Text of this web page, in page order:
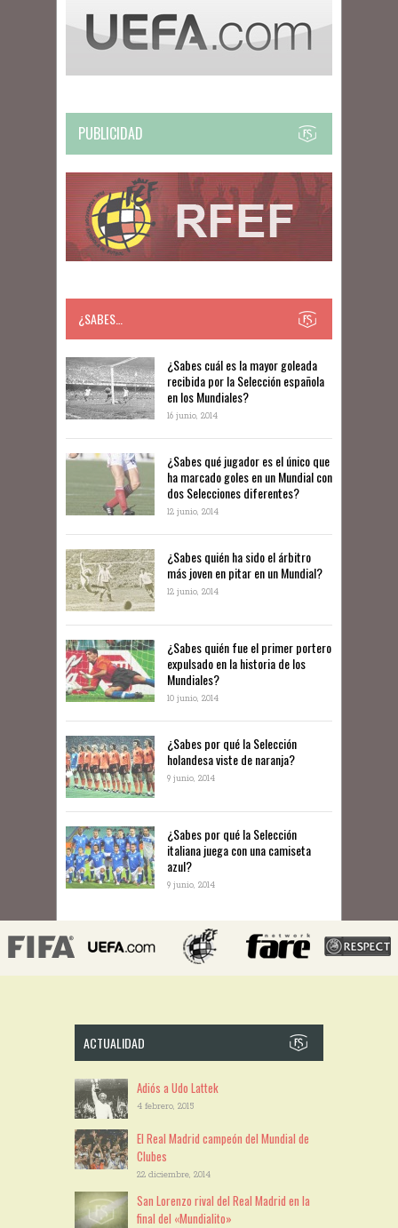
PUBLICIDAD
¿SABES…
​​¿Sabes cuál es la mayor goleada
recibida por la Selección española
en los Mundiales?
16 junio, 2014
¿Sabes qué jugador es el único que
ha marcado goles en un Mundial con
dos Selecciones diferentes?
12 junio, 2014
¿Sabes quién ha sido el árbitro
más joven en pitar en un Mundial?
12 junio, 2014
¿Sabes quién fue el primer portero
expulsado en la historia de los
Mundiales?
10 junio, 2014
​¿Sabes por qué la Selección
holandesa viste de naranja?
9 junio, 2014
¿Sabes por qué la Selección
italiana juega con una camiseta
azul?
9 junio, 2014
ACTUALIDAD
Adiós a Udo Lattek
4 febrero, 2015
El Real Madrid campeón del Mundial de
Clubes
22 diciembre, 2014
San Lorenzo rival del Real Madrid en la
final del «Mundialito»